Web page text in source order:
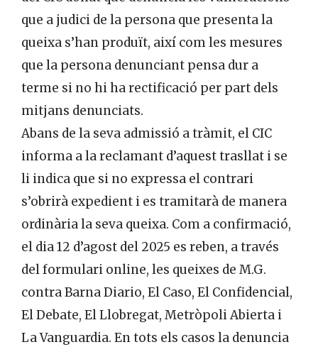
que a judici de la persona que presenta la
queixa s’han produït, així com les mesures
que la persona denunciant pensa dur a
terme si no hi ha rectificació per part dels
mitjans denunciats.
Abans de la seva admissió a tràmit, el CIC
informa a la reclamant d’aquest trasllat i se
li indica que si no expressa el contrari
s’obrirà expedient i es tramitarà de manera
ordinària la seva queixa. Com a confirmació,
el dia 12 d’agost del 2025 es reben, a través
del formulari online, les queixes de M.G.
contra Barna Diario, El Caso, El Confidencial,
El Debate, El Llobregat, Metròpoli Abierta i
La Vanguardia. En tots els casos la denuncia